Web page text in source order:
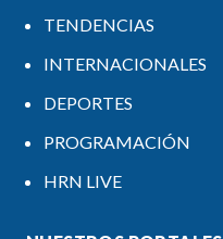
TENDENCIAS
INTERNACIONALES
DEPORTES
PROGRAMACIÓN
HRN LIVE